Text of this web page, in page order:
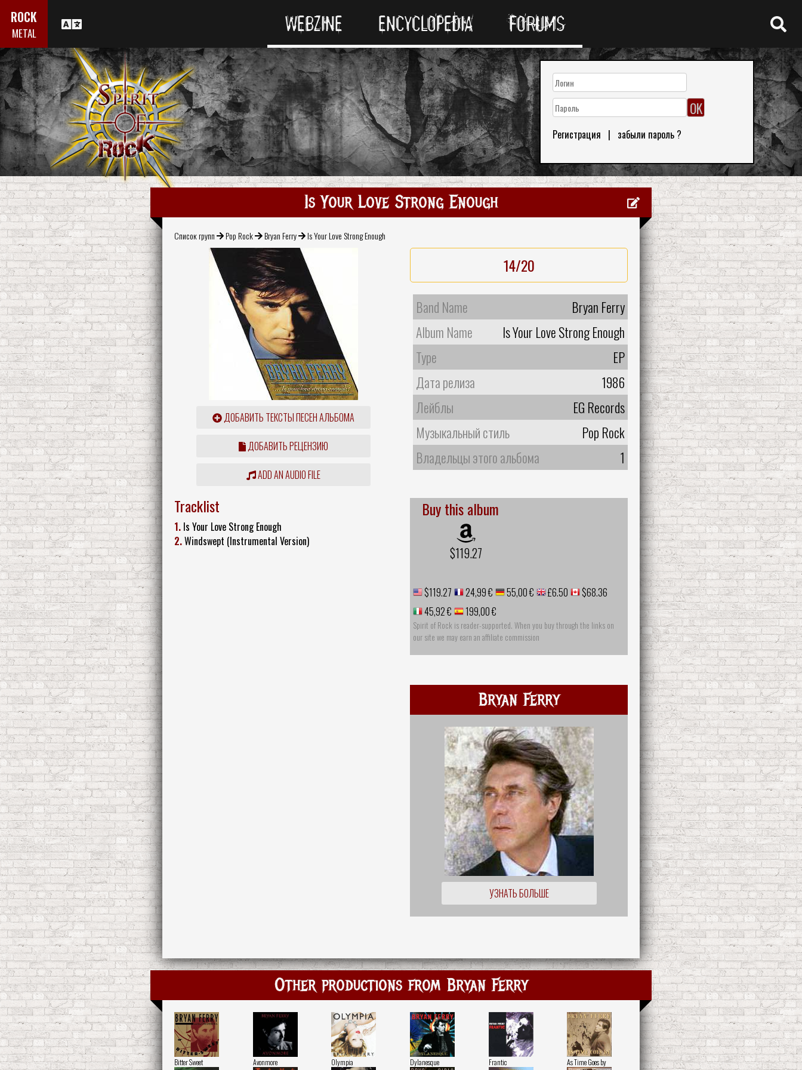
ROCK
METAL WEBZINE ENCYCLOPEDIA FORUMS
Регистрация | забыли пароль ?
Is Your Love Strong Enough
Список групп Pop Rock Bryan Ferry Is Your Love Strong Enough
ДОБАВИТЬ ТЕКСТЫ ПЕСЕН АЛЬБОМА
ДОБАВИТЬ РЕЦЕНЗИЮ
ADD AN AUDIO FILE
14/20
Band Name
Bryan Ferry
Album Name
Is Your Love Strong Enough
Type
EP
Дата релиза
1986
Лейблы
EG Records
Музыкальный стиль
Pop Rock
Владельцы этого альбома
1
Tracklist
1. Is Your Love Strong Enough
2.Windswept (Instrumental Version)
Buy this album
$119.27
$119.27 24,99 € 55,00 € £6.50
$68.36
45,92 €
199,00 €
Spirit of Rock is reader-supported. When you buy through the links on
our site we may earn an affiliate commission
Bryan Ferry
УЗНАТЬ БОЛЬШЕ
Other productions from Bryan Ferry
Bitter Sweet Avonmore Olympia Dylanesque Frantic As Time Goes by